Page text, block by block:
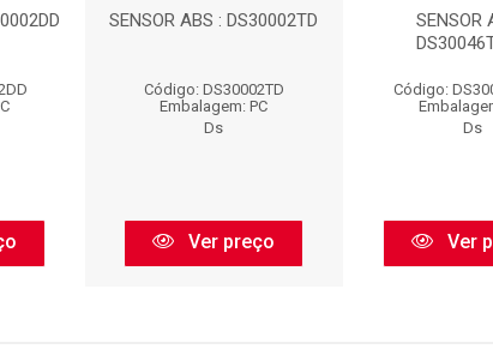
SENSOR ABS : DS30002TD
Código: DS30002TD
Embalagem: PC
Ds
Ver preço
SENSOR
Código:
Ds
Ver